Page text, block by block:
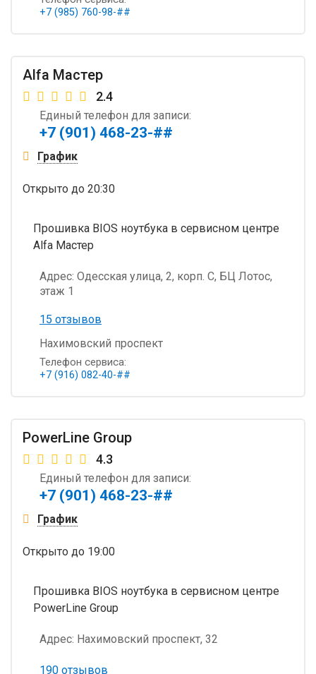
+7 (985) 760-98-##
Alfa Мастер
2.4
Единый телефон для записи:
+7 (901) 468-23-##
График
Открыто до 20:30
Прошивка BIOS ноутбука в сервисном центре
Alfa Мастер
Адрес: Одесская улица, 2, корп. С, БЦ Лотос,
этаж 1
15 отзывов
Нахимовский проспект
Телефон сервиса:
+7 (916) 082-40-##
PowerLine Group
4.3
Единый телефон для записи:
+7 (901) 468-23-##
График
Открыто до 19:00
Прошивка BIOS ноутбука в сервисном центре
PowerLine Group
Адрес: Нахимовский проспект, 32
190 отзывов